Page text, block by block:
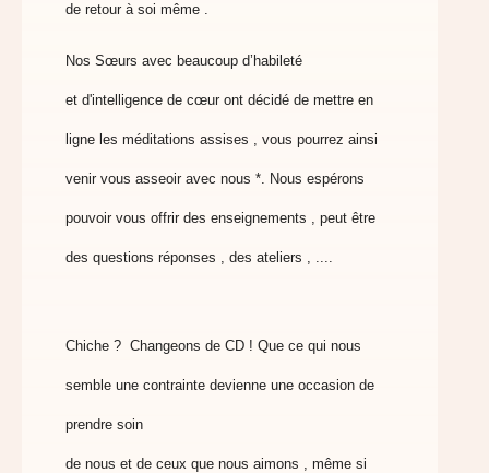
de retour à soi même .
Nos Sœurs avec beaucoup d’habileté
et d'intelligence de cœur ont décidé de mettre en
ligne les méditations assises , vous pourrez ainsi
venir vous asseoir avec nous *. Nous espérons
pouvoir vous offrir des enseignements , peut être
des questions réponses , des ateliers , ....
Chiche ? Changeons de CD ! Que ce qui nous
semble une contrainte devienne une occasion de
prendre soin
de nous et de ceux que nous aimons , même si